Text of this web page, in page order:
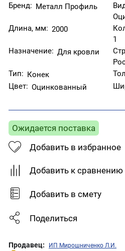
Бренд: Металл Профиль
Длина, мм: 2000
1
Назначение: Для кровли
Тип: Конек
Цвет: Оцинкованный
Ожидается поставка
Добавить в избранное
Добавить к сравнению
Добавить в смету
Поделиться
Продавец: ИП Мирошниченко Л.И.